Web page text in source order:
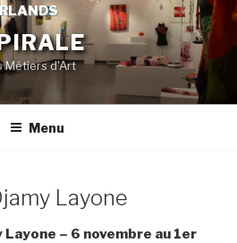
Métiers d'Art
Menu
Layone
– 6 novembre au 1er